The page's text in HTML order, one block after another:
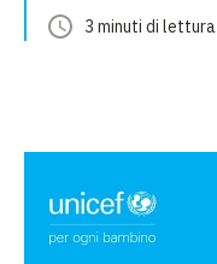
3 minuti di lettura